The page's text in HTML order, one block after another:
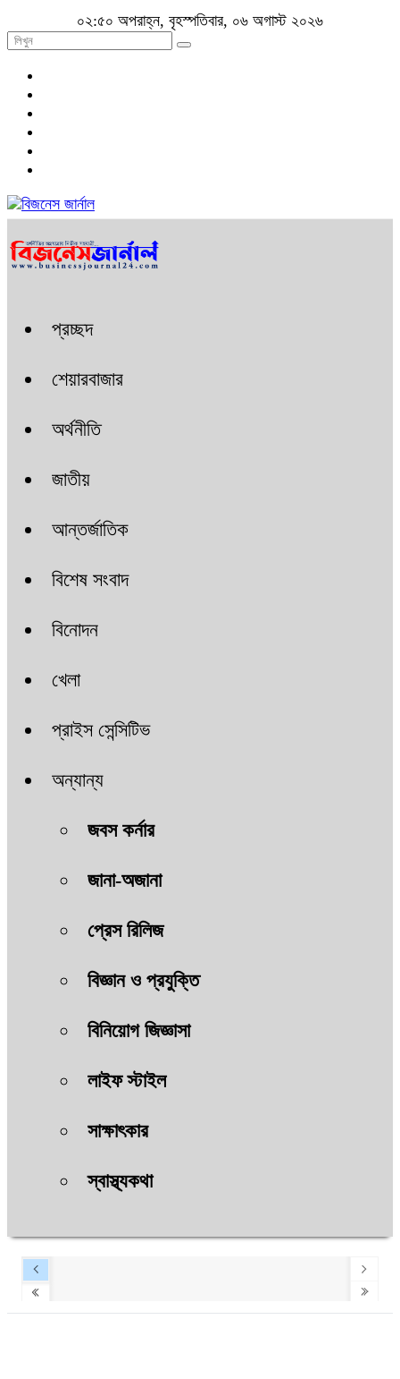
০২:৫০ অপরাহ্ন, বৃহস্পতিবার, ০৬ অগাস্ট ২০২৬
প্রচ্ছদ
শেয়ারবাজার
অর্থনীতি
জাতীয়
আন্তর্জাতিক
বিশেষ সংবাদ
বিনোদন
খেলা
প্রাইস সেন্সিটিভ
অন্যান্য
জবস কর্নার
জানা-অজানা
প্রেস রিলিজ
বিজ্ঞান ও প্রযুক্তি
বিনিয়োগ জিজ্ঞাসা
লাইফ স্টাইল
সাক্ষাৎকার
স্বাস্থ্যকথা